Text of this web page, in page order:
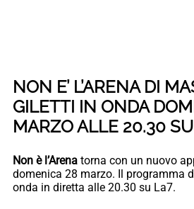
NON E’ L’ARENA DI
GILETTI IN ONDA
MARZO ALLE 20.30
Non è l’Arena torna con un nuovo
domenica 28 marzo. Il programma
onda in diretta alle 20.30 su La7.